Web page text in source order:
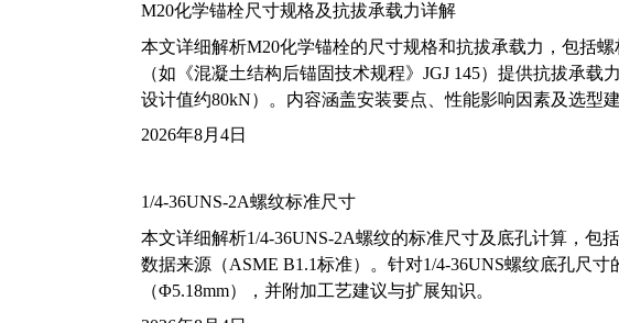
M20化学锚栓尺寸规格及抗拔承载力详解
本文详细解析M20化学锚栓的尺寸规格和抗拔承载力，包括
（如《混凝土结构后锚固技术规程》JGJ 145）提供抗拔承
设计值约80kN）。内容涵盖安装要点、性能影响因素及选型
2026年8月4日
1/4-36UNS-2A螺纹标准尺寸
本文详细解析1/4-36UNS-2A螺纹的标准尺寸及底孔计算，包
数据来源（ASME B1.1标准）。针对1/4-36UNS螺纹底孔尺
（Φ5.18mm），并附加工艺建议与扩展知识。